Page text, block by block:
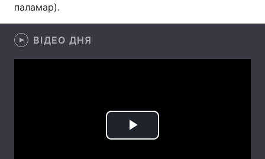
паламар).
ВІДЕО ДНЯ
Play